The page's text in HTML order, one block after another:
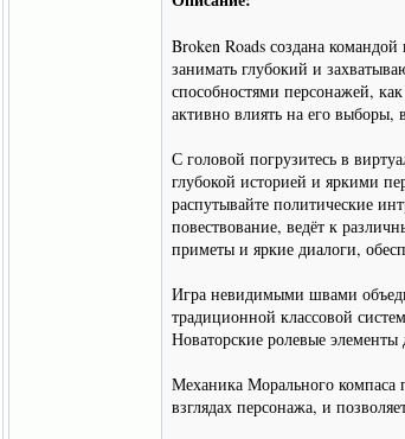
Broken Roads создана
занимать глубокий и
способностями персонажей,
активно влиять на его выборы,
С головой погрузитесь в
глубокой историей и яркими
распутывайте политические
повествование, ведёт к
приметы и яркие диалоги,
Игра невидимыми швами
традиционной классовой
Новаторские ролевые
Механика Морального компаса
взглядах персонажа, и